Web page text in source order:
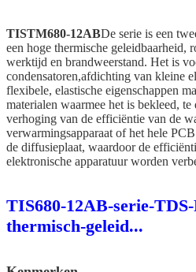
TISTM680-12ABDe serie is een
een hoge thermische geleidbaarheid,
werktijd en brandweerstand. Het is
condensatoren,afdichting van kleine
flexibele, elastische eigenschappen
materialen waarmee het is bekleed,
verhoging van de efficiëntie van de
verwarmingsapparaat of het hele
de diffusieplaat, waardoor de
elektronische apparatuur worden
TIS680-12AB-serie-
thermisch-geleid...